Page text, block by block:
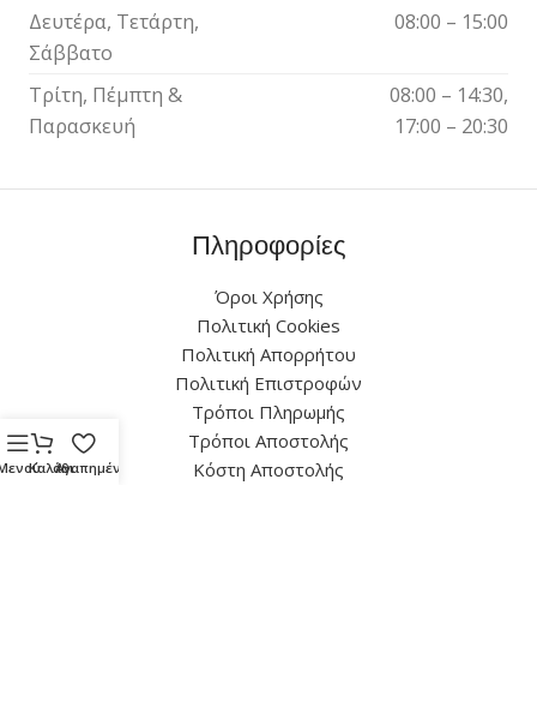
Δευτέρα, Τετάρτη,
Σάββατο
08:00 – 15:00
Τρίτη, Πέμπτη &
Παρασκευή
08:00 – 14:30,
17:00 – 20:30
Πληροφορίες
Όροι Χρήσης
Πολιτική Cookies
Πολιτική Απορρήτου
Πολιτική Επιστροφών
Τρόποι Πληρωμής
Τρόποι Αποστολής
Κόστη Αποστολής
ΚαλάθιΑγαπημένα